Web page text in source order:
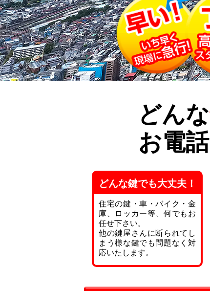
どんな
お電
どんな鍵でも大丈夫！
住宅の鍵・車・バイク・金
庫、ロッカー等、何でもお
任せ下さい。
他の鍵屋さんに断られてし
まう様な鍵でも問題なく対
応いたします。